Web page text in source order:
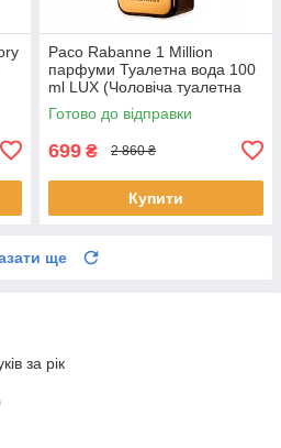
Paco Rabanne 1 Million
парфуми Туалетна вода 100
ml LUX (Чоловіча туалетна
вода 1 million paco rabanne
paco)
Готово до відправки
699 ₴ 2 860 ₴
Купити
ще
за рік